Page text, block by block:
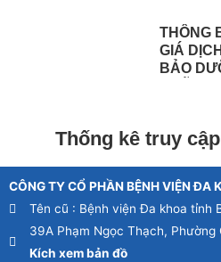
THÔNG BÁO
GIÁ DỊCH VỤ BẢO TRÌ,
BẢO
Thống kê truy cập
CÔNG TY CỔ PHẦN BỆNH VIỆN ĐA
Tên cũ : Bệnh viện Đa khoa tỉnh
39A Phạm Ngọc Thạch, Phường
Kích xem bản đồ